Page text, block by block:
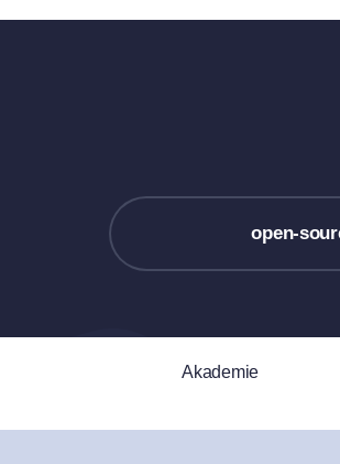
open-
Akademie